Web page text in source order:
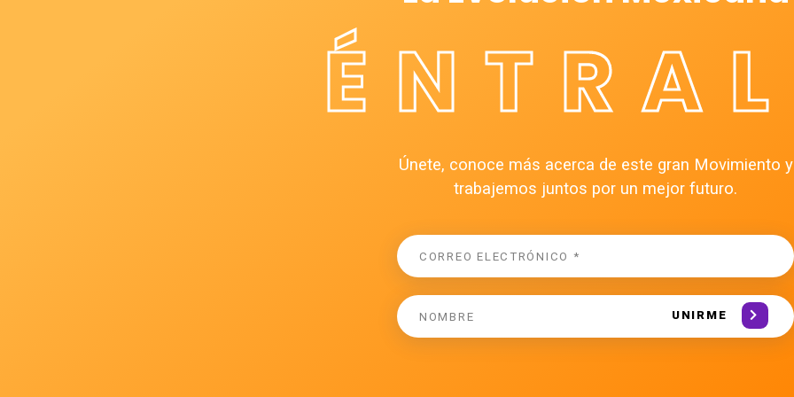
Únete, conoce más acerca de este gran Movimiento y
trabajemos juntos por un mejor futuro.
UNIRME